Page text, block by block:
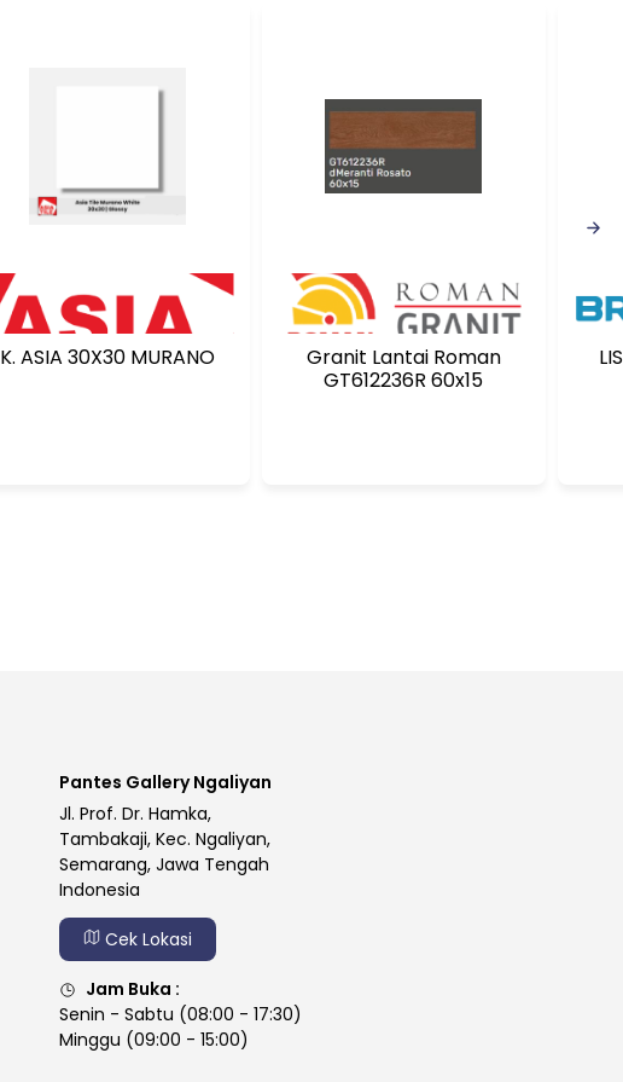
K. ASIA 30X30 MURANO
Granit Lantai Roman
GT612236R 60x15
Pantes Gallery Ngaliyan
Jl. Prof. Dr. Hamka,
Tambakaji, Kec. Ngaliyan,
Semarang, Jawa Tengah
Indonesia
Cek Lokasi
Jam Buka :
Senin - Sabtu (08:00 - 17:30)
Minggu (09:00 - 15:00)